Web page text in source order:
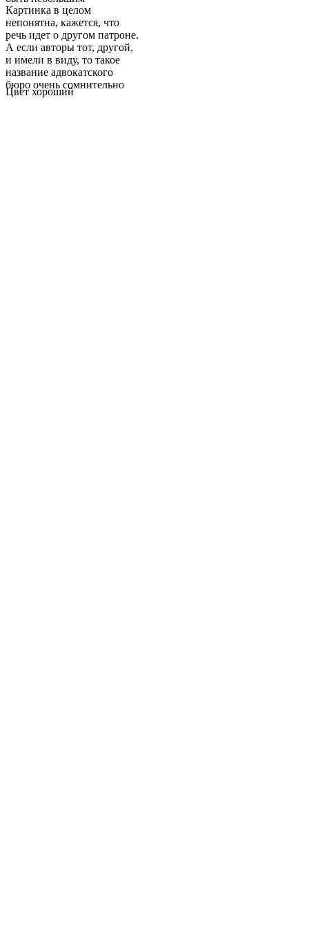
Картинка в целом
непонятна, кажется, что
речь идет о другом патроне.
А если авторы тот, другой,
и имели в виду, то такое
название адвокатского
бюро очень сомнительно
Цвет хороший